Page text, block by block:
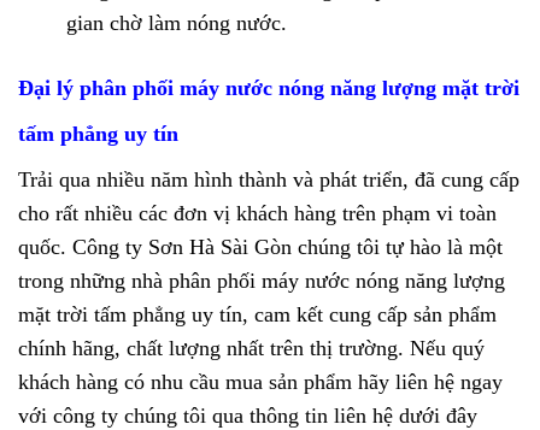
gian chờ làm nóng nước.
Đại lý phân phối máy nước nóng năng lượng mặt trời
tấm phẳng uy tín
Trải qua nhiều năm hình thành và phát triển, đã cung cấp
cho rất nhiều các đơn vị khách hàng trên phạm vi toàn
quốc. Công ty Sơn Hà Sài Gòn chúng tôi tự hào là một
trong những nhà phân phối máy nước nóng năng lượng
mặt trời tấm phẳng uy tín, cam kết cung cấp sản phẩm
chính hãng, chất lượng nhất trên thị trường. Nếu quý
khách hàng có nhu cầu mua sản phẩm hãy liên hệ ngay
với công ty chúng tôi qua thông tin liên hệ dưới đây